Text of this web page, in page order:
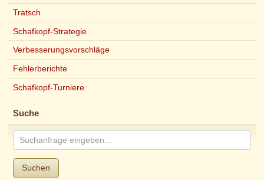
Tratsch
Schafkopf-Strategie
Verbesserungsvorschläge
Fehlerberichte
Schafkopf-Turniere
Suche
Suchen